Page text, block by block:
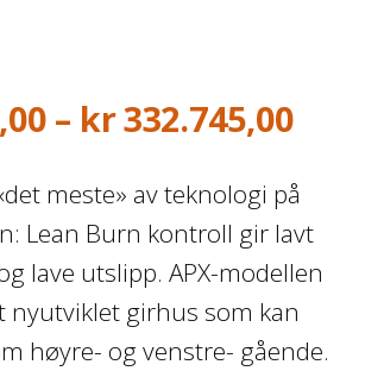
– kr332.745,00
til
meste» av teknologi på
Lean Burn kontroll gir lavt
lave utslipp. APX-modellen
nyutviklet girhus som kan
høyre- og venstre- gående.